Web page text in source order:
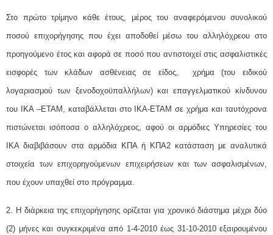
Στο πρώτο τρίμηνο κάθε έτους, μέρος του αναφερόμενου συνολικού
ποσού επιχορήγησης που έχει αποδοθεί μέσω του αλληλόχρεου στο
προηγούμενο έτος και αφορά σε ποσό που αντιστοιχεί στις ασφαλιστικές
εισφορές των κλάδων ασθένειας σε είδος, χρήμα (του ειδικού
λογαριασμού των ξενοδοχοϋπαλλήλων) και επαγγελματικού κίνδυνου
του ΙΚΑ –ΕΤΑΜ, καταβάλλεται στο ΙΚΑ-ΕΤΑΜ σε χρήμα και ταυτόχρονα
πιστώνεται ισόποσα o αλληλόχρεος, αφού οι αρμόδιες Υπηρεσίες του
ΙΚΑ διαβιβάσουν στα αρμόδια ΚΠΑ ή ΚΠΑ2 κατάσταση με αναλυτικά
στοιχεία των επιχορηγούμενων επιχειρήσεων και των ασφαλισμένων,
που έχουν υπαχθεί στο πρόγραμμα.
2. Η διάρκεια της επιχορήγησης ορίζεται για χρονικό διάστημα μέχρι δύο
(2) μήνες και συγκεκριμένα από 1-4-2010 έως 31-10-2010 εξαιρουμένου